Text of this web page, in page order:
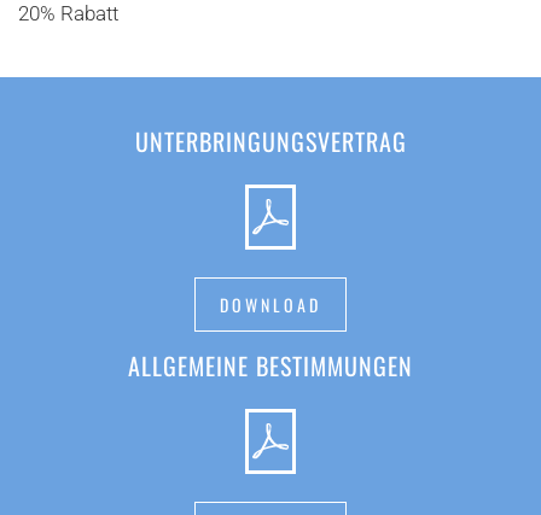
20% Rabatt
UNTERBRINGUNGSVERTRAG
DOWNLOAD
ALLGEMEINE BESTIMMUNGEN